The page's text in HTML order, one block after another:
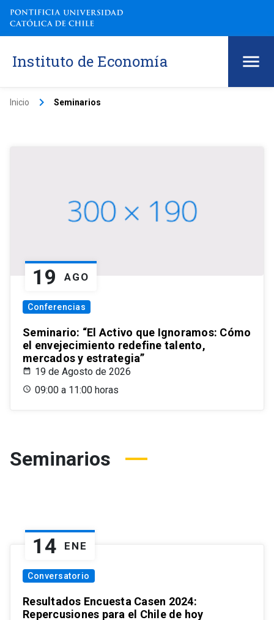
Instituto de Economía
Inicio keyboard_arrow_right Seminarios
19 AGO
Conferencias
Seminario: “El Activo que Ignoramos: Cómo
el envejecimiento redefine talento,
mercados y estrategia”
19 de Agosto de 2026
09:00 a 11:00 horas
Seminarios
14 ENE
Conversatorio
Resultados Encuesta Casen 2024:
Repercusiones para el Chile de hoy